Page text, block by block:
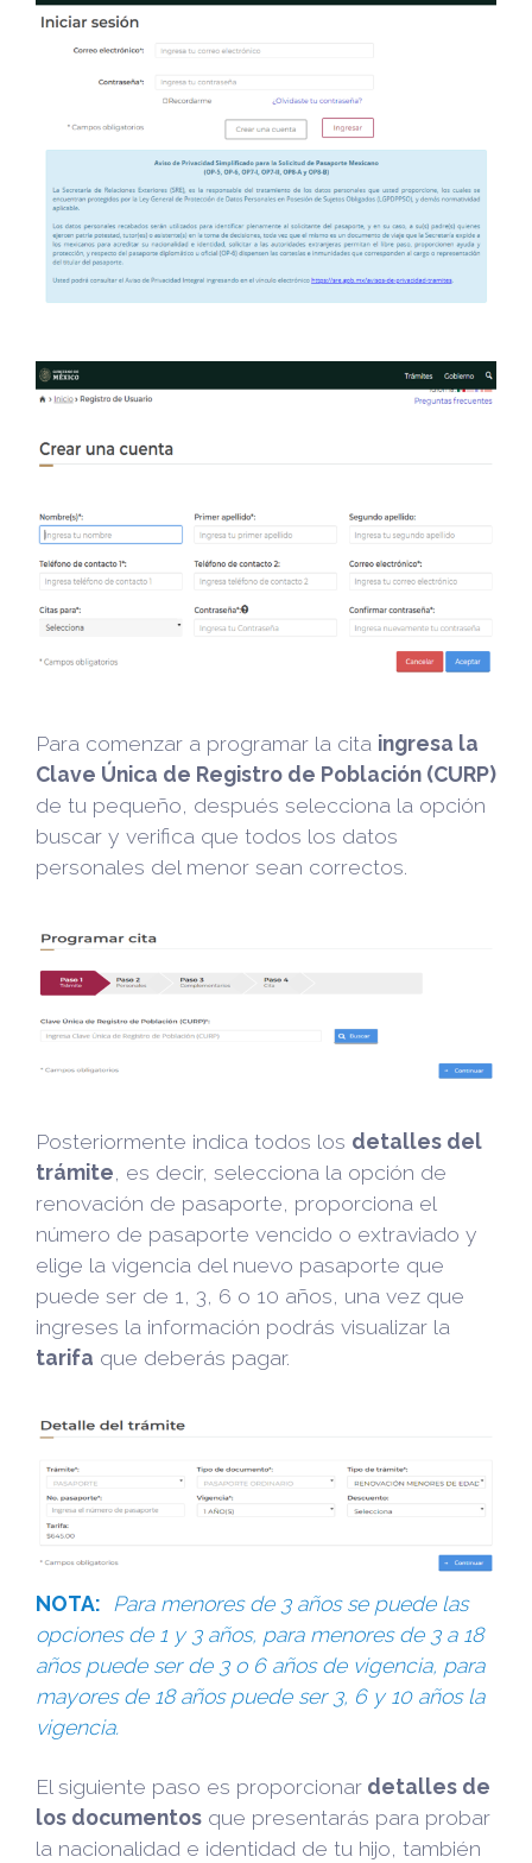
Para comenzar a programar la cita ingresa la
Clave Única de Registro de Población (CURP)
de tu pequeño, después selecciona la opción
buscar y verifica que todos los datos
personales del menor sean correctos.
Posteriormente indica todos los detalles del
trámite, es decir, selecciona la opción de
renovación de pasaporte, proporciona el
número de pasaporte vencido o extraviado y
elige la vigencia del nuevo pasaporte que
puede ser de 1, 3, 6 o 10 años, una vez que
ingreses la información podrás visualizar la
tarifa que deberás pagar.
NOTA: Para menores de 3 años se puede las
opciones de 1 y 3 años, para menores de 3 a 18
años puede ser de 3 o 6 años de vigencia, para
mayores de 18 años puede ser 3, 6 y 10 años la
vigencia.
El siguiente paso es proporcionar detalles de
los documentos que presentarás para probar
la nacionalidad e identidad de tu hijo, también